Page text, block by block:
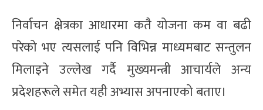
निर्वाचन क्षेत्रका आधारमा कतै योजना कम वा बढी
परेको भए त्यसलाई पनि विभिन्न माध्यमबाट सन्तुलन
मिलाइने उल्लेख गर्दै मुख्यमन्त्री आचार्यले अन्य
प्रदेशहरूले समेत यही अभ्यास अपनाएको बताए।